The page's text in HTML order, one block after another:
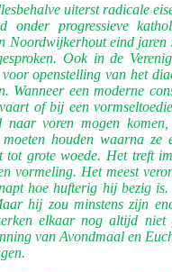
uiterst radicale
onder progressieve
Noordwijkerhout eind jaren
Ook in de
openstelling van het
Wanneer een moderne
of bij een
naar voren mogen
houden waarna ze
tot grote woede. Het treft
vormeling. Het meest
hoe hufterig hij bezig
hij zou minstens zijn
elkaar nog altijd niet
van Avondmaal en